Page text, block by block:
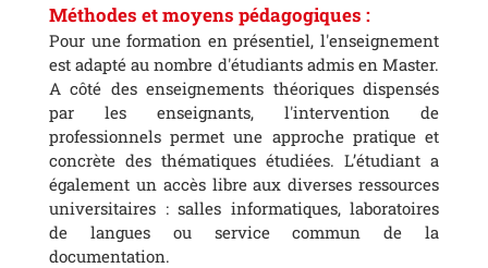
Méthodes et moyens pédagogiques :
Pour une formation en présentiel, l'enseignement
est adapté au nombre d'étudiants admis en Master.
A côté des enseignements théoriques dispensés
par les enseignants, l'intervention de
professionnels permet une approche pratique et
concrète des thématiques étudiées. L’étudiant a
également un accès libre aux diverses ressources
universitaires : salles informatiques, laboratoires
de langues ou service commun de la
documentation.